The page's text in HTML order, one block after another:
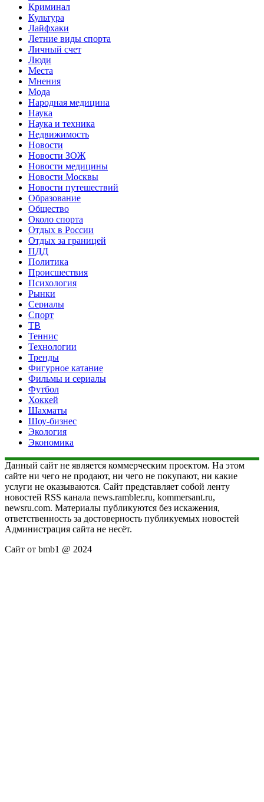
Криминал
Культура
Лайфхаки
Летние виды спорта
Личный счет
Люди
Места
Мнения
Мода
Народная медицина
Наука
Наука и техника
Недвижимость
Новости
Новости ЗОЖ
Новости медицины
Новости Москвы
Новости путешествий
Образование
Общество
Около спорта
Отдых в России
Отдых за границей
ПДД
Политика
Происшествия
Психология
Рынки
Сериалы
Спорт
ТВ
Теннис
Технологии
Тренды
Фигурное катание
Фильмы и сериалы
Футбол
Хоккей
Шахматы
Шоу-бизнес
Экология
Экономика
Данный сайт не является коммерческим проектом. На этом
сайте ни чего не продают, ни чего не покупают, ни какие
услуги не оказываются. Сайт представляет собой ленту
новостей RSS канала news.rambler.ru, kommersant.ru,
newsru.com. Материалы публикуются без искажения,
ответственность за достоверность публикуемых новостей
Администрация сайта не несёт.
Сайт от bmb1 @ 2024